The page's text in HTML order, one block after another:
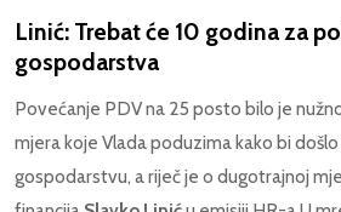
Linić: Trebat će 10 godina za
gospodarstva
Povećanje PDV na 25 posto bilo je
mjera koje Vlada poduzima kako bi
gospodarstvu, a riječ je o dugotrajnoj